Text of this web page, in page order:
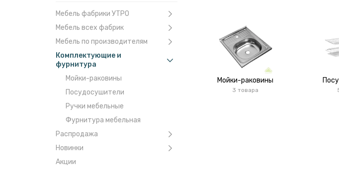
Мебель фабрики УТРО
Мебель всех фабрик
Мебель по производителям
Комплектующие и
фурнитура
Мойки-раковины
Посудосушители
Ручки мебельные
Фурнитура мебельная
Распродажа
Новинки
Акции
Мойки-раковины
3 товара